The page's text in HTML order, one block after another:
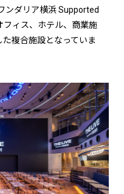
ンダリア横浜 Supported
フィス、ホテル、商業施
複合施設となっていま